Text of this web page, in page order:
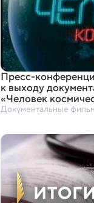
Пресс-
к выходу
«Человек
Документальные